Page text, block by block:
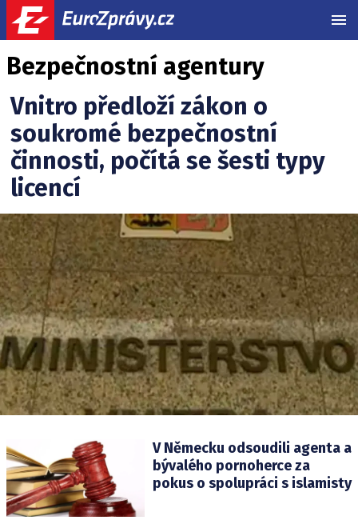
Bezpečnostní agentury
Vnitro předloží zákon o
soukromé bezpečnostní
činnosti, počítá se šesti typy
licencí
V Německu odsoudili agenta a
bývalého pornoherce za
pokus o spolupráci s islamisty